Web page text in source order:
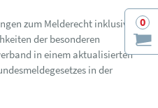
0
zum Melderecht inklusive
der besonderen
in einem aktualisierten
in der